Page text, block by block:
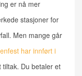
er nå mer
stasjoner for
Men mange går
har innført i
tiltak. Du betaler et